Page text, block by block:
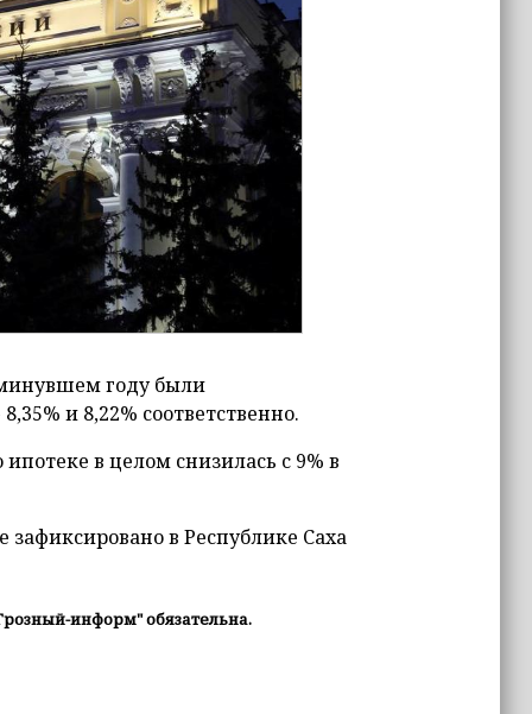
году были
и 8,22% соответственно.
в целом снизилась c 9% в
в Республике Саха
информ" обязательна.